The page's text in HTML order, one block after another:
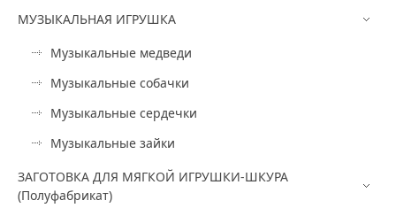
МУЗЫКАЛЬНАЯ ИГРУШКА
Музыкальные медведи
Музыкальные собачки
Музыкальные сердечки
Музыкальные зайки
ЗАГОТОВКА ДЛЯ МЯГКОЙ ИГРУШКИ-ШКУРА
(Полуфабрикат)